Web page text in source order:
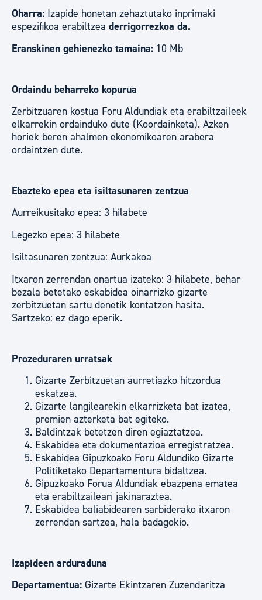
Oharra: Izapide honetan zehaztutako inprimaki
espezifikoa erabiltzea derrigorrezkoa da.
Eranskinen gehienezko tamaina: 10 Mb
Ordaindu beharreko kopurua
Zerbitzuaren kostua Foru Aldundiak eta erabiltzaileek
elkarrekin ordainduko dute (Koordainketa). Azken
horiek beren ahalmen ekonomikoaren arabera
ordaintzen dute.
Ebazteko epea eta isiltasunaren zentzua
Aurreikusitako epea: 3 hilabete
Legezko epea: 3 hilabete
Isiltasunaren zentzua: Aurkakoa
Itxaron zerrendan onartua izateko: 3 hilabete, behar
bezala betetako eskabidea oinarrizko gizarte
zerbitzuetan sartu denetik kontatzen hasita.
Sartzeko: ez dago eperik.
Prozeduraren urratsak
Gizarte Zerbitzuetan aurretiazko hitzordua
eskatzea.
Gizarte langilearekin elkarrizketa bat izatea,
premien azterketa bat egiteko.
Baldintzak betetzen diren egiaztatzea.
Eskabidea eta dokumentazioa erregistratzea.
Eskabidea Gipuzkoako Foru Aldundiko Gizarte
Politiketako Departamentura bidaltzea.
Gipuzkoako Forua Aldundiak ebazpena ematea
eta erabiltzaileari jakinaraztea.
Eskabidea baliabidearen sarbiderako itxaron
zerrendan sartzea, hala badagokio.
Izapideen arduraduna
Departamentua: Gizarte Ekintzaren Zuzendaritza